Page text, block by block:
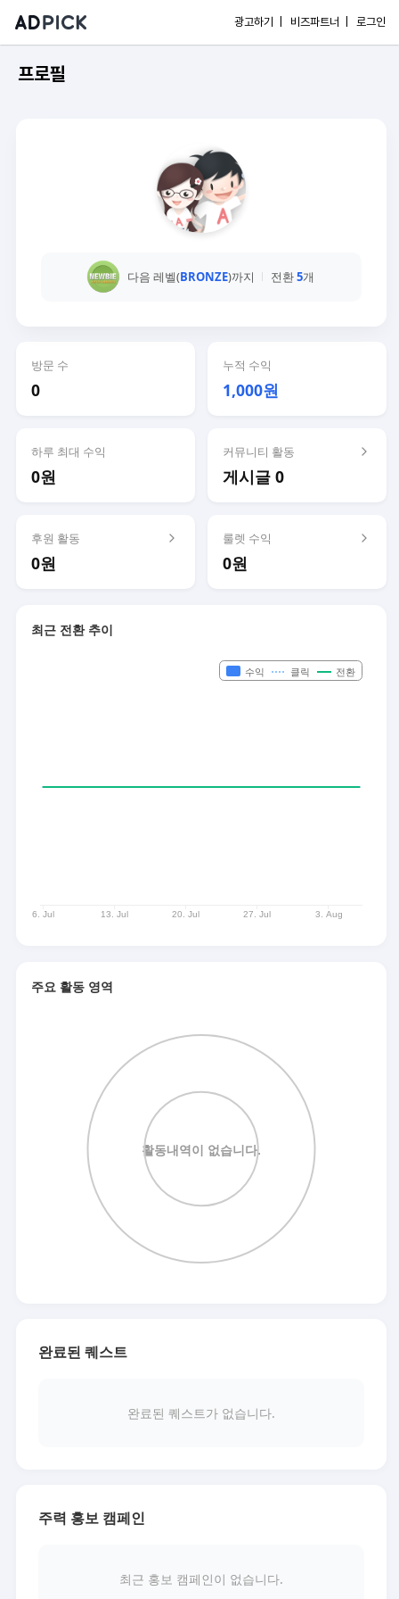
광고하기 | 비즈파트너 | 로그인
프로필
다음 레벨(BRONZE)까지 전환5개
방문 수
0
누적 수익
1,000원
하루 최대 수익
0원
커뮤니티 활동
게시글 0
후원 활동
0원
룰렛 수익
0원
최근 전환 추이
주요 활동 영역
완료된 퀘스트
완료된 퀘스트가 없습니다.
주력 홍보 캠페인
최근 홍보 캠페인이 없습니다.